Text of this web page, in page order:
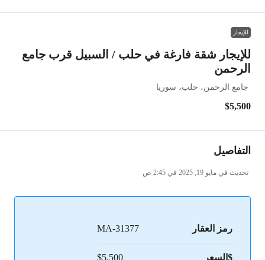
للإيجار
للإيجار شقة فارغة في حلب / السبيل قرب جامع
الرحمن
جامع الرحمن، حلب، سوريا
$5,500
التفاصيل
تحديث في مايو 19, 2025 في 2:45 ص
رمز العقار MA-31377
$السعر $5,500